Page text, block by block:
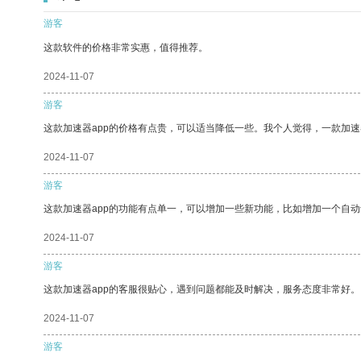
游客
这款软件的价格非常实惠，值得推荐。
2024-11-07
游客
这款加速器app的价格有点贵，可以适当降低一些。我个人觉得，一款加
2024-11-07
游客
这款加速器app的功能有点单一，可以增加一些新功能，比如增加一个自
2024-11-07
游客
这款加速器app的客服很贴心，遇到问题都能及时解决，服务态度非常好。
2024-11-07
游客